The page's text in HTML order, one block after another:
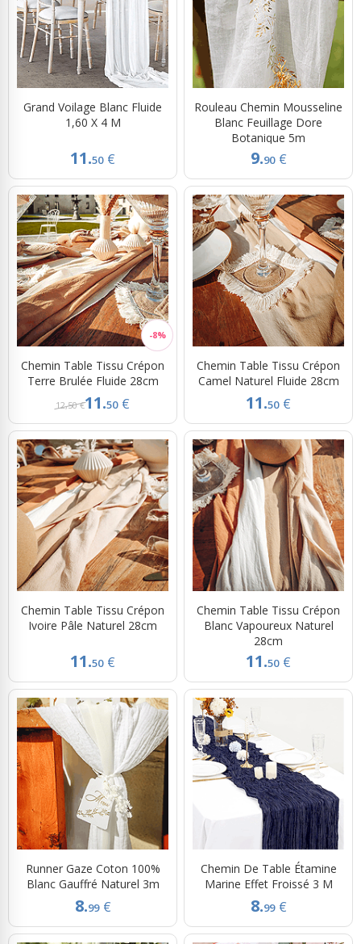
Grand Voilage Blanc Fluide
1,60 X 4 M
11.50 €
Rouleau Chemin Mousseline
Blanc Feuillage Dore
Botanique 5m
9.90 €
Chemin Table Tissu Crépon
Terre Brulée Fluide 28cm
12,50 €11.50 €
Chemin Table Tissu Crépon
Camel Naturel Fluide 28cm
11.50 €
Chemin Table Tissu Crépon
Ivoire Pâle Naturel 28cm
11.50 €
Chemin Table Tissu Crépon
Blanc Vapoureux Naturel
28cm
11.50 €
Runner Gaze Coton 100%
Blanc Gauffré Naturel 3m
8.99 €
Chemin De Table Étamine
Marine Effet Froissé 3 M
8.99 €